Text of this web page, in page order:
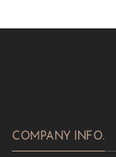
COMPANY INFO.